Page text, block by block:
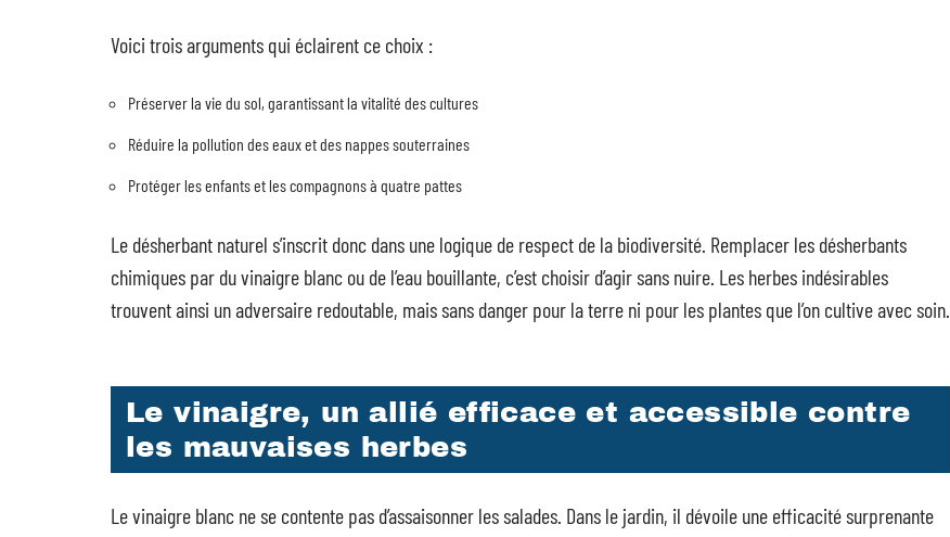
Voici trois arguments qui éclairent ce choix :
Préserver la vie du sol, garantissant la vitalité des cultures
Réduire la pollution des eaux et des nappes souterraines
Protéger les enfants et les compagnons à quatre pattes
Le désherbant naturel s’inscrit donc dans une logique de respect de la biodiversité. Remplacer les désherbants
chimiques par du vinaigre blanc ou de l’eau bouillante, c’est choisir d’agir sans nuire. Les herbes indésirables
trouvent ainsi un adversaire redoutable, mais sans danger pour la terre ni pour les plantes que l’on cultive avec soin.
Le vinaigre, un allié efficace et accessible contre
les mauvaises herbes
Le vinaigre blanc ne se contente pas d’assaisonner les salades. Dans le jardin, il dévoile une efficacité surprenante